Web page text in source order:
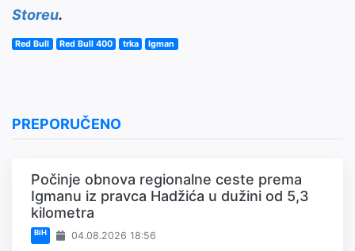
Storeu.
Red Bull Red Bull 400 trka Igman
PREPORUČENO
Počinje obnova regionalne ceste prema
Igmanu iz pravca Hadžića u dužini od 5,3
kilometra
BiH 04.08.2026 18:56